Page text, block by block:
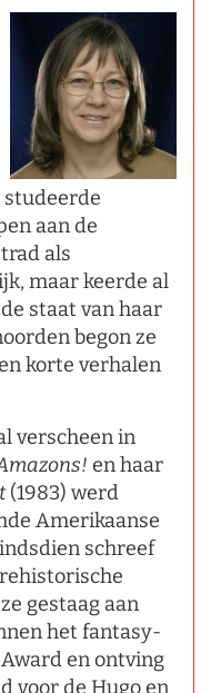
studeerde
aan de
als
maar keerde al
staat van haar
begon ze
korte verhalen
verscheen in
en haar
(1983) werd
Amerikaanse
schreef
gestaag aan
het fantasy-
en ontving
voor de Hugo en